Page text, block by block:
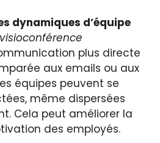
dynamiques d’équipe
visioconférence
plus directe
aux emails ou aux
équipes peuvent se
même dispersées
Cela peut améliorer la
des employés.